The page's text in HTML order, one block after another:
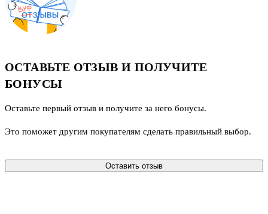
ОСТАВЬТЕ ОТЗЫВ И ПОЛУЧИТЕ
БОНУСЫ
Оставьте первый отзыв и получите за него бонусы.
Это поможет другим покупателям сделать правильный выбор.
Оставить отзыв